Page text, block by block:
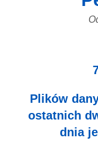
Plików
ostatnich
dnia